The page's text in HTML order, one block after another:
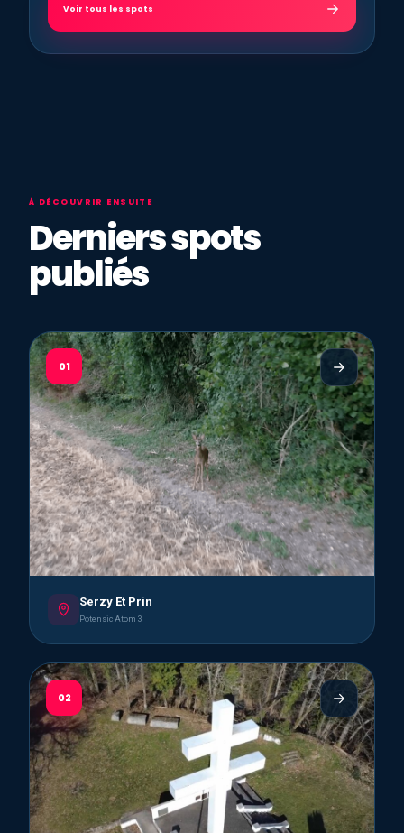
Voir tous les spots
À DÉCOUVRIR ENSUITE
Derniers spots
publiés
01
Serzy Et Prin
Potensic Atom 3
02